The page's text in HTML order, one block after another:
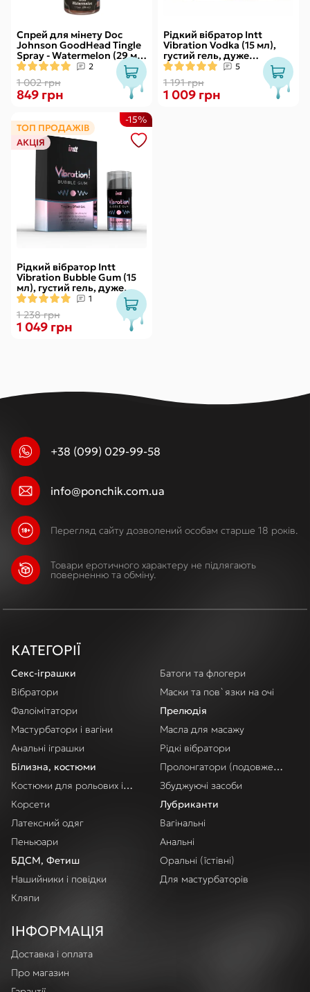
Спрей для мінету Doc
Johnson GoodHead Tingle
Spray - Watermelon (29 мл)
зі стимулювальним
ефектом
2
1 002 грн
849 грн
Рідкий вібратор Intt
Vibration Vodka (15 мл),
густий гель, дуже
смачний, діє до 30 хвилин
5
1 191 грн
1 009 грн
ТОП ПРОДАЖІВ
АКЦІЯ
Рідкий вібратор Intt
Vibration Bubble Gum (15
мл), густий гель, дуже
смачний, діє до 30 хвилин
1
1 238 грн
-15%
1 049 грн
+38 (099) 029-99-58
info@ponchik.com.ua
Перегляд сайту дозволений особам старше 18 років.
Товари еротичного характеру не підлягають
поверненню та обміну.
КАТЕГОРІЇ
Секс-іграшки
Вібратори
Фалоімітатори
Мастурбатори і вагіни
Анальні іграшки
Білизна, костюми
Костюми для рольових ігор
Корсети
Латексний одяг
Пеньюари
БДСМ, Фетиш
Нашийники і повідки
Кляпи
Батоги та флогери
Маски та пов`язки на очі
Прелюдія
Масла для масажу
Рідкі вібратори
Пролонгатори (подовження
Збуджуючі засоби
Лубриканти
Вагінальні
Анальні
Оральні (їстівні)
Для мастурбаторів
ІНФОРМАЦІЯ
Доставка і оплата
Про магазин